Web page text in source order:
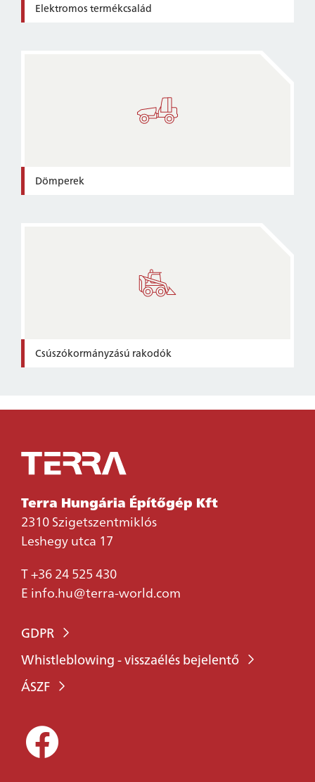
Elektromos termékcsalád
Dömperek
Csúszókormányzású rakodók
Terra Hungária Építőgép Kft
2310 Szigetszentmiklós
Leshegy utca 17
T+36 24 525 430
E info.hu@terra-world.com
GDPR
Whistleblowing - visszaélés bejelentő
ÁSZF